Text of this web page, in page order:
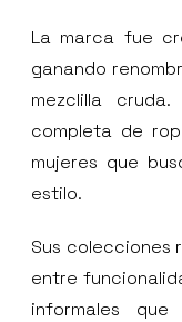
La marca fue
ganando
mezclilla cruda.
completa de
mujeres que
estilo.
Sus colecciones
entre
informales